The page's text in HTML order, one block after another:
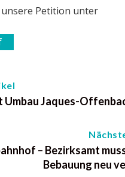
Petition unter
Umbau Jaques-
– Bezirksamt
Bebauung neu